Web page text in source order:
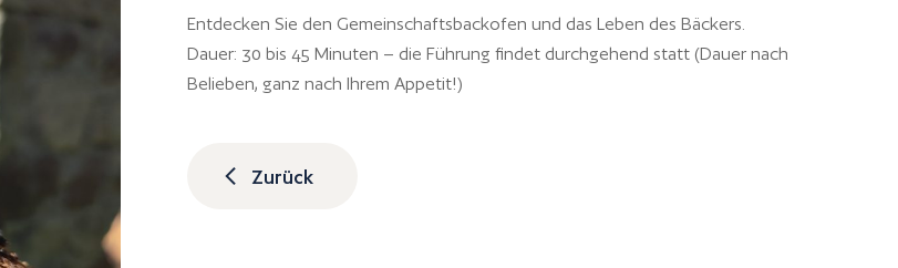
Entdecken Sie den Gemeinschaftsbackofen und das Leben des Bäckers.
Dauer: 30 bis 45 Minuten – die Führung findet durchgehend statt (Dauer nach
Belieben, ganz nach Ihrem Appetit!)
Zurück